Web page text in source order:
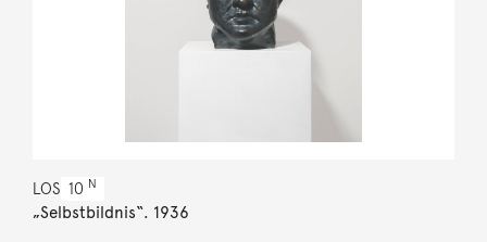
LOS 10 N
„Selbstbildnis“. 1936